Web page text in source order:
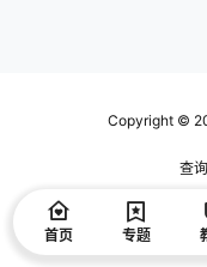
Copyright ©
查
首页 专题